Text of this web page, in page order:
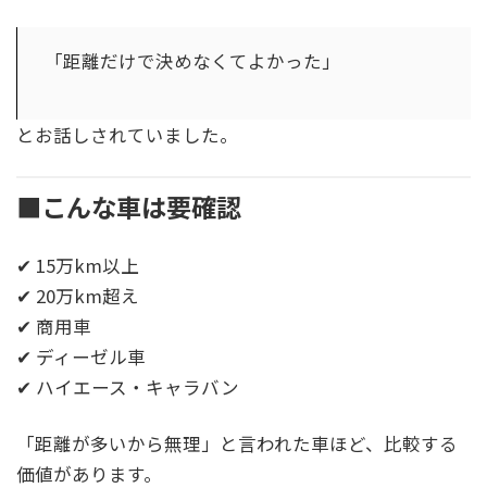
「距離だけで決めなくてよかった」
とお話しされていました。
■こんな車は要確認
✔ 15万km以上
✔ 20万km超え
✔ 商用車
✔ ディーゼル車
✔ ハイエース・キャラバン
「距離が多いから無理」と言われた車ほど、比較する
価値があります。